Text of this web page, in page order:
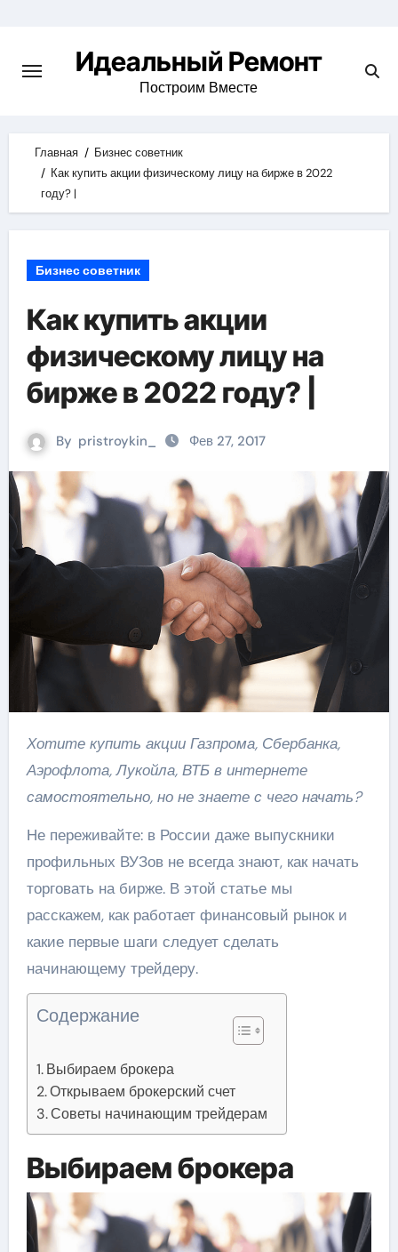
content
Идеальный Ремонт
Построим Вместе
Главная
Бизнес советник
Как купить акции физическому лицу на бирже в 2022
году? |
Бизнес советник
Как купить акции
физическому лицу на
бирже в 2022 году? |
By pristroykin_ Фев 27, 2017
Хотите купить акции Газпрома, Сбербанка,
Аэрофлота, Лукойла, ВТБ в интернете
самостоятельно, но не знаете с чего начать?
Не переживайте: в России даже выпускники
профильных ВУЗов не всегда знают, как начать
торговать на бирже. В этой статье мы
расскажем, как работает финансовый рынок и
какие первые шаги следует сделать
начинающему трейдеру.
Содержание
Выбираем брокера
Открываем брокерский счет
Советы начинающим трейдерам
Выбираем брокера